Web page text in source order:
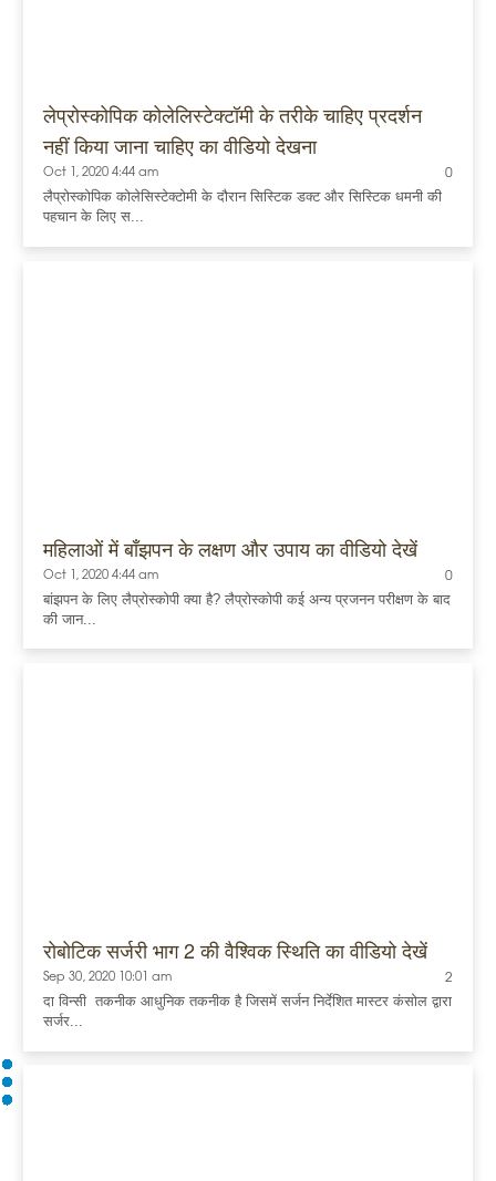
लेप्रोस्कोपिक कोलेलिस्टेक्टॉमी के तरीके चाहिए प्रदर्शन
नहीं किया जाना चाहिए का वीडियो देखना
Oct 1, 2020 4:44 am 0
लैप्रोस्कोपिक कोलेसिस्टेक्टोमी के दौरान सिस्टिक डक्ट और सिस्टिक धमनी की
पहचान के लिए स...
महिलाओं में बाँझपन के लक्षण और उपाय का वीडियो देखें
Oct 1, 2020 4:44 am 0
बांझपन के लिए लैप्रोस्कोपी क्या है? लैप्रोस्कोपी कई अन्य प्रजनन परीक्षण के बाद
की जान...
रोबोटिक सर्जरी भाग 2 की वैश्विक स्थिति का वीडियो देखें
Sep 30, 2020 10:01 am 2
दा विन्सी तकनीक आधुनिक तकनीक है जिसमें सर्जन निर्देशित मास्टर कंसोल द्वारा
सर्जर...